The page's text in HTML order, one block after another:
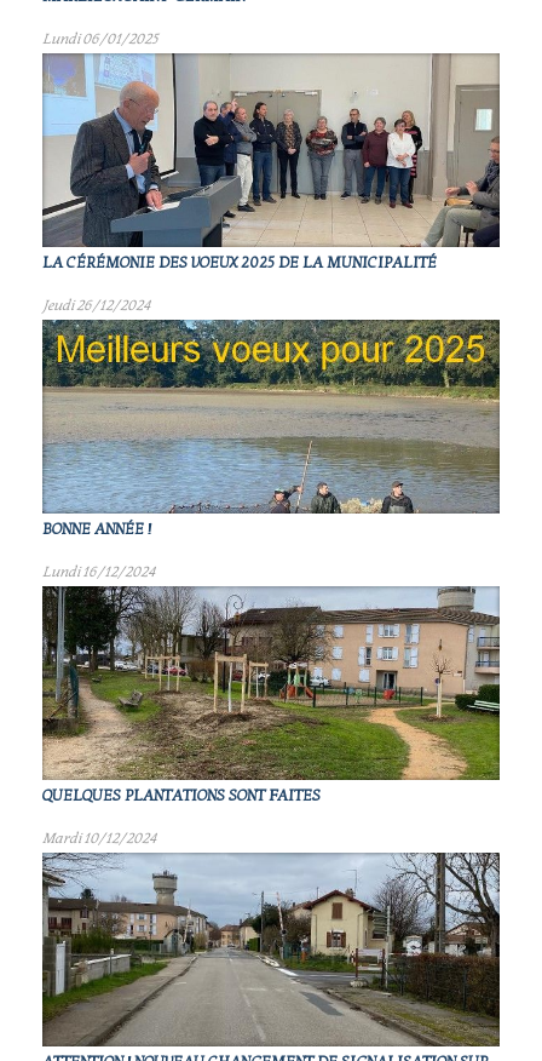
Lundi 06/01/2025
LA CÉRÉMONIE DES VOEUX 2025 DE LA MUNICIPALITÉ
Jeudi 26/12/2024
BONNE ANNÉE !
Lundi 16/12/2024
QUELQUES PLANTATIONS SONT FAITES
Mardi 10/12/2024